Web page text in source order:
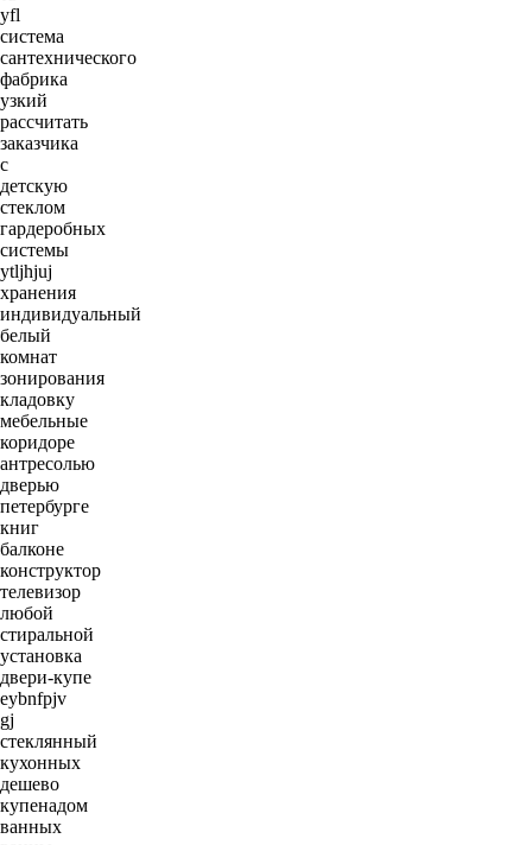
yfl
система
сантехнического
фабрика
узкий
рассчитать
заказчика
c
детскую
стеклом
гардеробных
системы
ytljhjuj
хранения
индивидуальный
белый
комнат
зонирования
кладовку
мебельные
коридоре
антресолью
дверью
петербурге
книг
балконе
конструктор
телевизор
любой
стиральной
установка
двери-купе
eybnfpjv
gj
стеклянный
кухонных
дешево
купенадом
ванных